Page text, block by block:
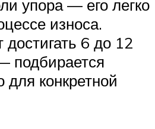
упора — его легко
износа.
6 до 12
подбирается
конкретной